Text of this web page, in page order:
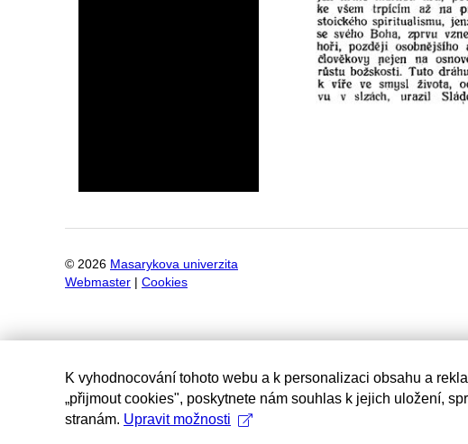
© 2026 Masarykova univerzita
Webmaster
Cookies
K vyhodnocování tohoto webu a k personalizaci obsahu a
„přijmout cookies", poskytnete nám souhlas k jejich uložení,
stranám. Upravit možnosti